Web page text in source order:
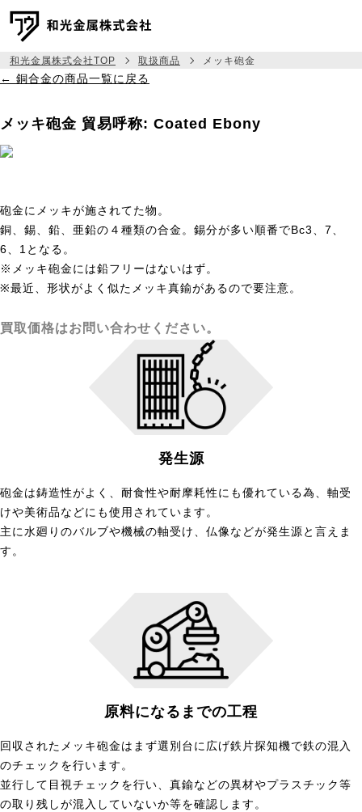
会社情報
TEL:
お問い合わせ
和光金属株式会社TOP 取扱商品 メッキ砲金
← 銅合金の商品一覧に戻る
メッキ砲金 貿易呼称: Coated Ebony
砲金にメッキが施されてた物。
銅、錫、鉛、亜鉛の４種類の合金。錫分が多い順番でBc3、7、
6、1となる。
※メッキ砲金には鉛フリーはないはず。
※最近、形状がよく似たメッキ真鍮があるので要注意。
買取価格はお問い合わせください。
発生源
砲金は鋳造性がよく、耐食性や耐摩耗性にも優れている為、軸受
けや美術品などにも使用されています。
主に水廻りのバルブや機械の軸受け、仏像などが発生源と言えま
す。
原料になるまでの工程
回収されたメッキ砲金はまず選別台に広げ鉄片探知機で鉄の混入
のチェックを行います。
並行して目視チェックを行い、真鍮などの異材やプラスチック等
の取り残しが混入していないか等を確認します。